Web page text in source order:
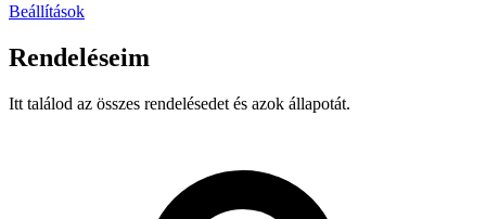
Beállítások
Rendeléseim
Itt találod az összes rendelésedet és azok állapotát.